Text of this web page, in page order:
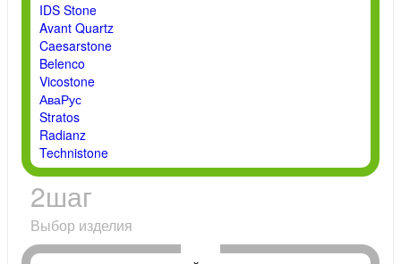
IDS Stone
Avant Quartz
Caesarstone
Belenco
Vicostone
АваРус
Stratos
Radianz
Technistone
2шаг
Выбор изделия